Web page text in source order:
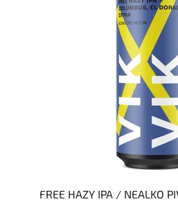
FREE HAZY IPA / NEALKO